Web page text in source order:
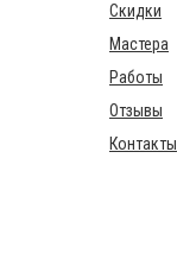
Скидки
Мастера
Работы
Отзывы
Контакты